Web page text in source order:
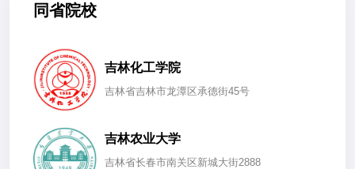
同省院校
吉林化工学院
吉林省吉林市龙潭区承德街45号
吉林农业大学
吉林省长春市南关区新城大街2888